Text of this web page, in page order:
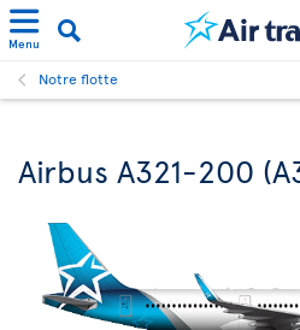
Menu
Notre flotte
Airbus A321-200